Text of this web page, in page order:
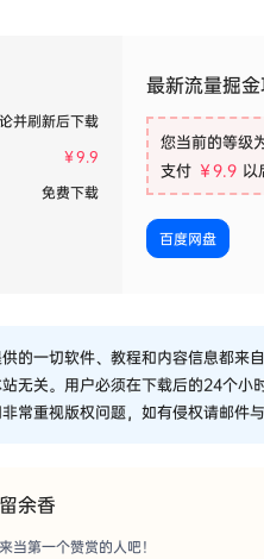
并刷新后下载
￥9.9
免费下载
最新流量掘
您当前的等级
支付 ￥9.9 以
百度网盘
的一切软件、教程和内容信息都来
无关。用户必须在下载后的24个
常重视版权问题，如有侵权请邮件
余香
当第一个赞赏的人吧！